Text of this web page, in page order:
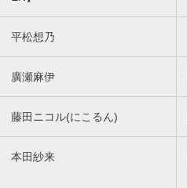
平松想乃
廣瀬麻伊
藤田ニコル(にこるん)
本田紗来